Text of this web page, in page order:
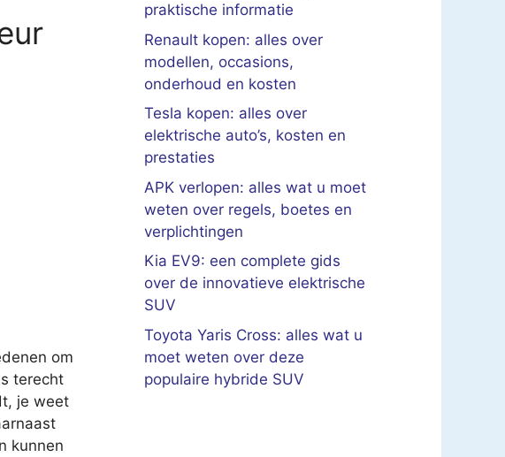
om
terecht
je weet
kunnen
praktische informatie
Renault kopen: alles over
modellen, occasions,
onderhoud en kosten
Tesla kopen: alles over
elektrische auto’s, kosten en
prestaties
APK verlopen: alles wat u moet
weten over regels, boetes en
verplichtingen
Kia EV9: een complete gids
over de innovatieve elektrische
SUV
Toyota Yaris Cross: alles wat u
moet weten over deze
populaire hybride SUV